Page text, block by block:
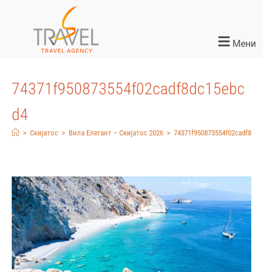
Мени
74371f950873554f02cadf8dc15ebc
d4
> Скијатос > Вила Елегант – Скијатос 2026 >